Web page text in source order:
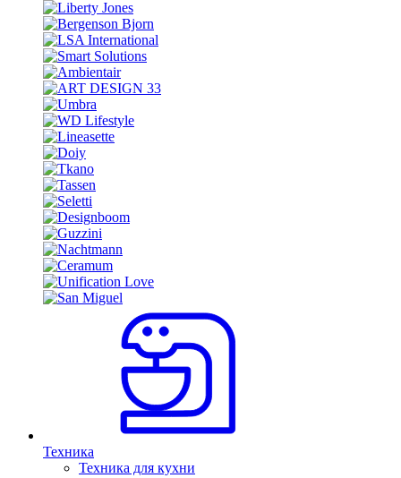
Техника
Техника для кухни